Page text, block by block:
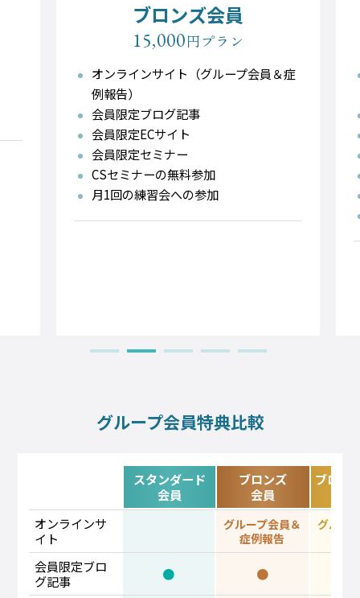
ブロンズ会員
15,000円プラン
オンラインサイト（グループ会員＆症
例報告）
会員限定ブログ記事
会員限定ECサイト
会員限定セミナー
CSセミナーの無料参加
月1回の練習会への参加
グループ会員特典比較
スタンダード
会員
ブロンズ
会員
ブロン
オンラインサ
イト
グループ会員＆
症例報告
グルー
会員限定ブロ
グ記事
● ●